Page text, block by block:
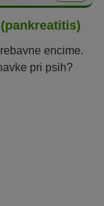
encime.
pri psih?